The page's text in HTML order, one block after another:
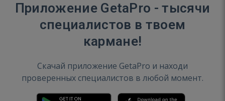
Приложение GetaPro - тысячи
специалистов в твоем
кармане!
Скачай приложение GetaPro и находи
проверенных специалистов в любой момент.